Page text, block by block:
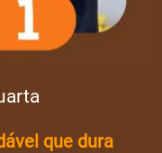
que dura